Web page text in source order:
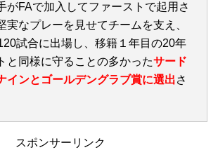
がFAで加入してファーストで起用さ
実なプレーを見せてチームを支え、
試合に出場し、移籍１年目の20年
と同様に守ることの多かったサード
インとゴールデングラブ賞に選出さ
スポンサーリンク